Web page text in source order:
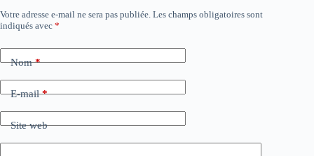
Votre adresse e-mail ne sera pas publiée. Les champs obligatoires sont
indiqués avec *
Nom*
E-mail*
Site web